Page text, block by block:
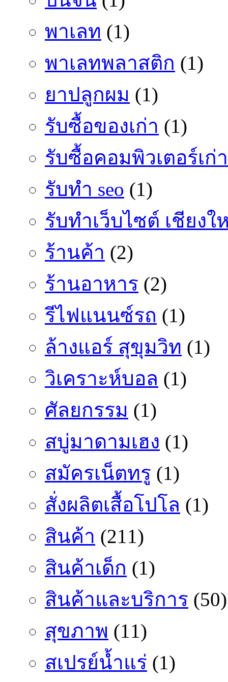
พาเลท (1)
พาเลทพลาสติก (1)
ยาปลูกผม (1)
รับซื้อของเก่า (1)
รับซื้อคอมพิวเตอร์เก่า
รับทำ seo (1)
รับทำเว็บไซต์ เชียงใ
ร้านค้า (2)
ร้านอาหาร (2)
รีไฟแนนซ์รถ (1)
ล้างแอร์ สุขุมวิท (1)
วิเคราะห์บอล (1)
ศัลยกรรม (1)
สบู่มาดามเฮง (1)
สมัครเน็ตทรู (1)
สั่งผลิตเสื้อโปโล (1)
สินค้า (211)
สินค้าเด็ก (1)
สินค้าและบริการ (50)
สุขภาพ (11)
สเปรย์น้ำแร่ (1)